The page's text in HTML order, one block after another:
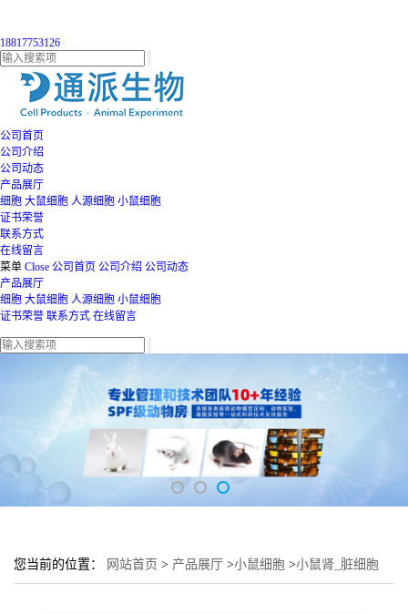
18817753126
公司首页
公司介绍
公司动态
产品展厅
细胞 大鼠细胞 人源细胞 小鼠细胞
证书荣誉
联系方式
在线留言
菜单 Close 公司首页 公司介绍 公司动态
产品展厅
细胞 大鼠细胞 人源细胞 小鼠细胞
证书荣誉 联系方式 在线留言
您当前的位置： 网站首页 > 产品展厅 >小鼠细胞 >小鼠肾_脏细胞